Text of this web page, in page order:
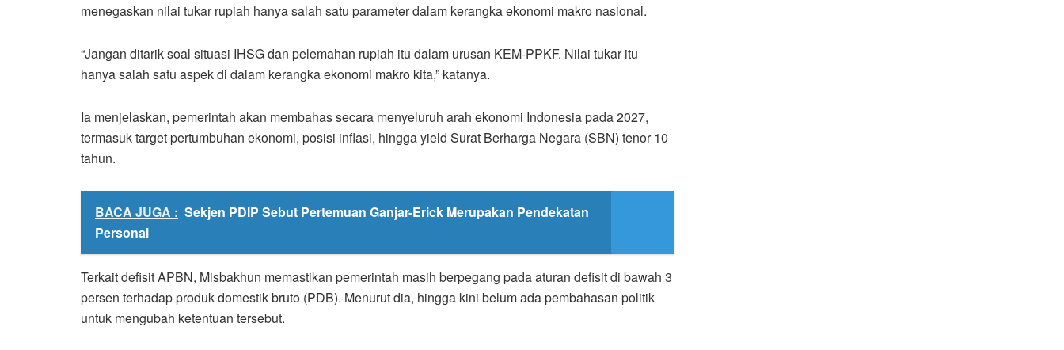
menegaskan nilai tukar rupiah hanya salah satu parameter dalam kerangka ekonomi makro nasional.
“Jangan ditarik soal situasi IHSG dan pelemahan rupiah itu dalam urusan KEM-PPKF. Nilai tukar itu
hanya salah satu aspek di dalam kerangka ekonomi makro kita,” katanya.
Ia menjelaskan, pemerintah akan membahas secara menyeluruh arah ekonomi Indonesia pada 2027,
termasuk target pertumbuhan ekonomi, posisi inflasi, hingga yield Surat Berharga Negara (SBN) tenor 10
tahun.
BACA JUGA : Sekjen PDIP Sebut Pertemuan Ganjar-Erick Merupakan Pendekatan
Personal
Terkait defisit APBN, Misbakhun memastikan pemerintah masih berpegang pada aturan defisit di bawah 3
persen terhadap produk domestik bruto (PDB). Menurut dia, hingga kini belum ada pembahasan politik
untuk mengubah ketentuan tersebut.